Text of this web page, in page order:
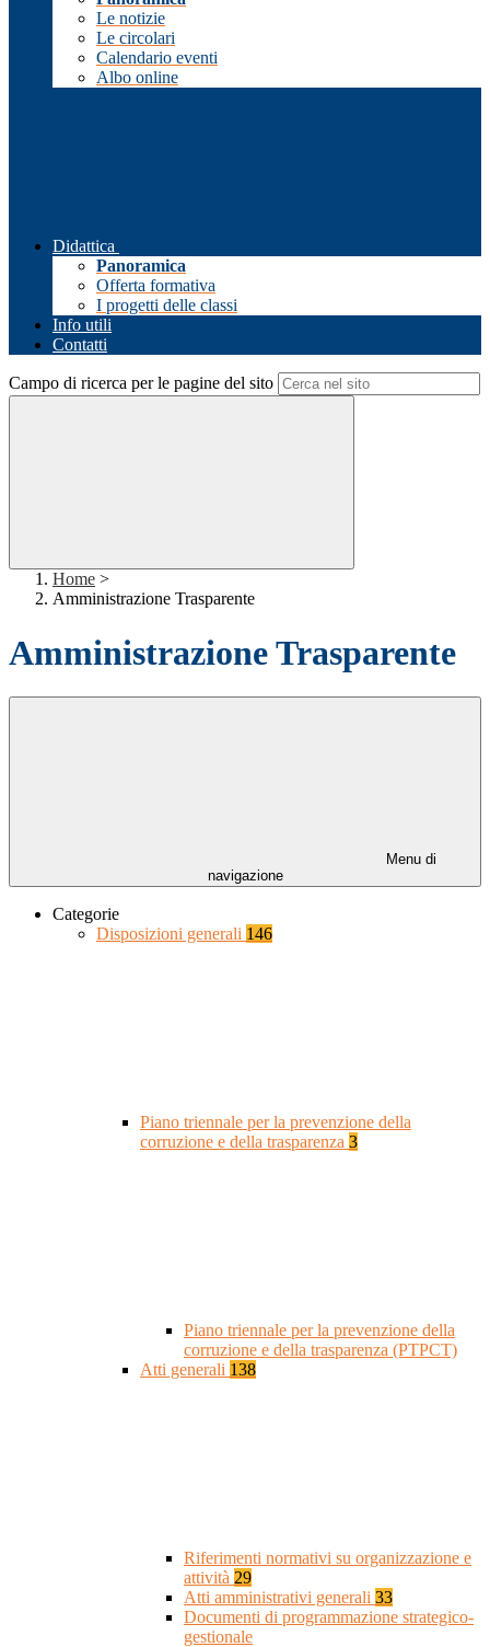
Le notizie
Le circolari
Calendario eventi
Albo online
Didattica
Panoramica
Offerta formativa
I progetti delle classi
Info utili
Contatti
Campo di ricerca per le pagine del sito
Home >
Amministrazione Trasparente
Amministrazione Trasparente
Menu di
navigazione
Categorie
Disposizioni generali 146
Piano triennale per la prevenzione della
corruzione e della trasparenza 3
Piano triennale per la prevenzione della
corruzione e della trasparenza (PTPCT)
Atti generali 138
Riferimenti normativi su organizzazione e
attività 29
Atti amministrativi generali 33
Documenti di programmazione strategico-
gestionale